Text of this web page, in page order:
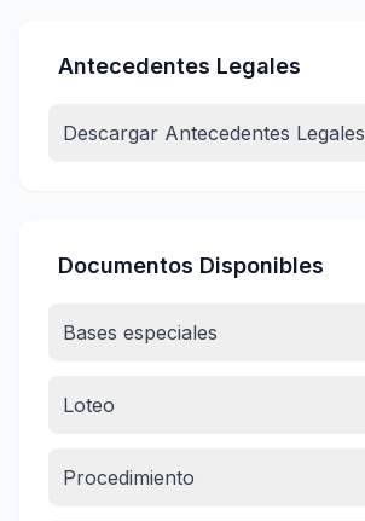
Antecedentes Legales
Descargar Antecedentes Legales
Documentos Disponibles
Bases especiales
Loteo
Procedimiento